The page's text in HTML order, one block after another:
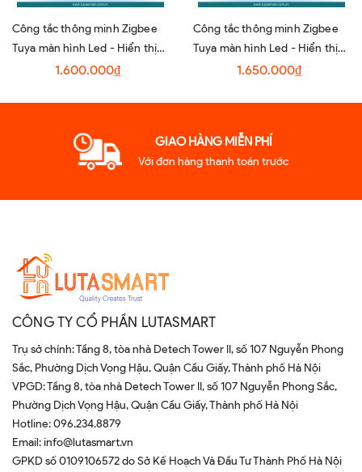
Công tắc thông minh Zigbee
Tuya màn hình Led - Hiển thị
tên công tắc - 1 Nút
1.600.000₫
Công tắc thông minh Zigbee
Tuya màn hình Led - Hiển thị
tên công tắc - 2 Nút
1.650.000₫
GIAO HÀNG MIỄN PHÍ
Với đơn hàng thanh toán trước
CÔNG TY CỔ PHẦN LUTASMART
Trụ sở chính: Tầng 8, tòa nhà Detech Tower II, số 107 Nguyễn Phong
Sắc, Phường Dịch Vọng Hậu, Quận Cầu Giấy, Thành phố Hà Nội
VPGD: Tầng 8, tòa nhà Detech Tower II, số 107 Nguyễn Phong Sắc,
Phường Dịch Vọng Hậu, Quận Cầu Giấy, Thành phố Hà Nội
Hotline:096.234.8879
Email:info@lutasmart.vn
GPKD số 0109106572 do Sở Kế Hoạch Và Đầu Tư Thành Phố Hà Nội